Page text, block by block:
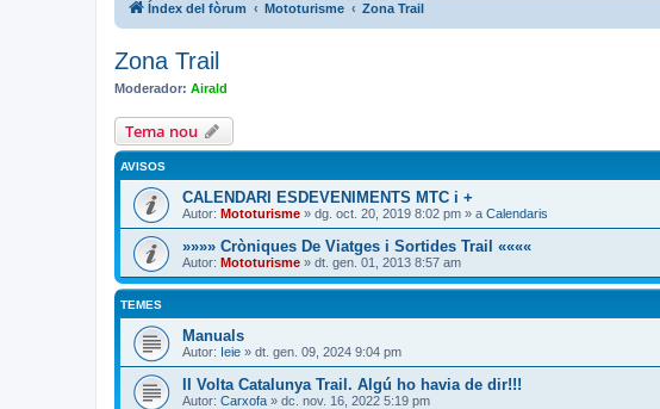
Índex del fòrum Mototurisme Zona Trail
Zona Trail
Moderador: Airald
Tema nou
AVISOS
CALENDARI ESDEVENIMENTS MTC i +
Autor: Mototurisme » dg. oct. 20, 2019 8:02 pm » a Calendaris
»»»» Cròniques De Viatges i Sortides Trail ««««
Autor: Mototurisme » dt. gen. 01, 2013 8:57 am
TEMES
Manuals
Autor: Ieie » dt. gen. 09, 2024 9:04 pm
II Volta Catalunya Trail. Algú ho havia de dir!!!
Autor: Carxofa » dc. nov. 16, 2022 5:19 pm